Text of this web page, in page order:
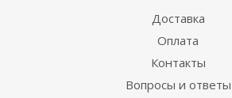
Доставка
Оплата
Контакты
Вопросы и ответы